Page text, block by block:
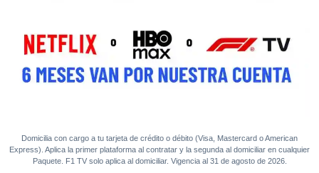
Domicilia con cargo a tu tarjeta de crédito o débito (Visa, Mastercard o American
Express). Aplica la primer plataforma al contratar y la segunda al domiciliar en cualquier
Paquete. F1 TV solo aplica al domiciliar. Vigencia al 31 de agosto de 2026.